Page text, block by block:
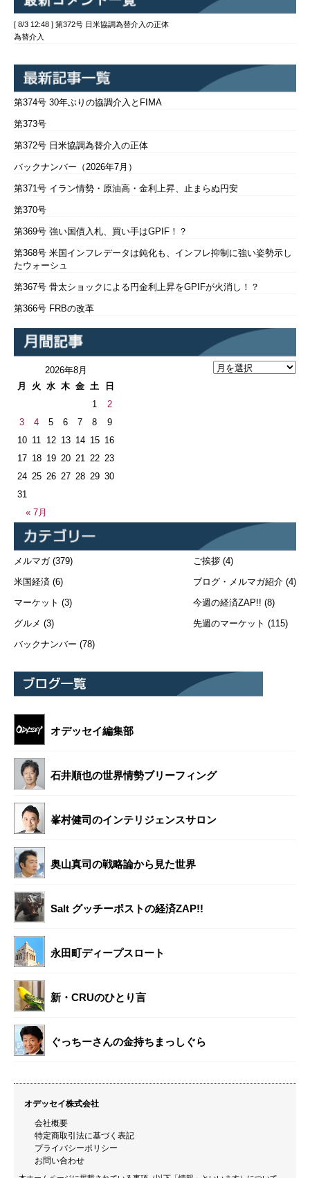
[ 8/3 12:48 ] 第372号 日米協調為替介入の正体
為替介入
第374号 30年ぶりの協調介入とFIMA
第373号
第372号 日米協調為替介入の正体
バックナンバー（2026年7月）
第371号 イラン情勢・原油高・金利上昇、止まらぬ円安
第370号
第369号 強い国債入札、買い手はGPIF！？
第368号 米国インフレデータは鈍化も、インフレ抑制に強い姿勢示し
たウォーシュ
第367号 骨太ショックによる円金利上昇をGPIFが火消し！？
第366号 FRBの改革
2026年8月
月
火 水 木 金 土 日
« 7月
1
2
3
4 5 6 7 8
9
10 11 12 13 14 15 16
17 18 19 20 21 22 23
24 25 26 27 28 29 30
31
メルマガ(379)
米国経済 (6)
マーケット (3)
グルメ (3)
バックナンバー (78)
ご挨拶 (4)
ブログ・メルマガ紹介 (4)
今週の経済ZAP!! (8)
先週のマーケット (115)
オデッセイ編集部
石井順也の世界情勢ブリーフィング
峯村健司のインテリジェンスサロン
奥山真司の戦略論から見た世界
Salt グッチーポストの経済ZAP!!
永田町ディープスロート
新・CRUのひとり言
ぐっちーさんの金持ちまっしぐら
オデッセイ株式会社
会社概要
特定商取引法に基づく表記
プライバシーポリシー
お問い合わせ